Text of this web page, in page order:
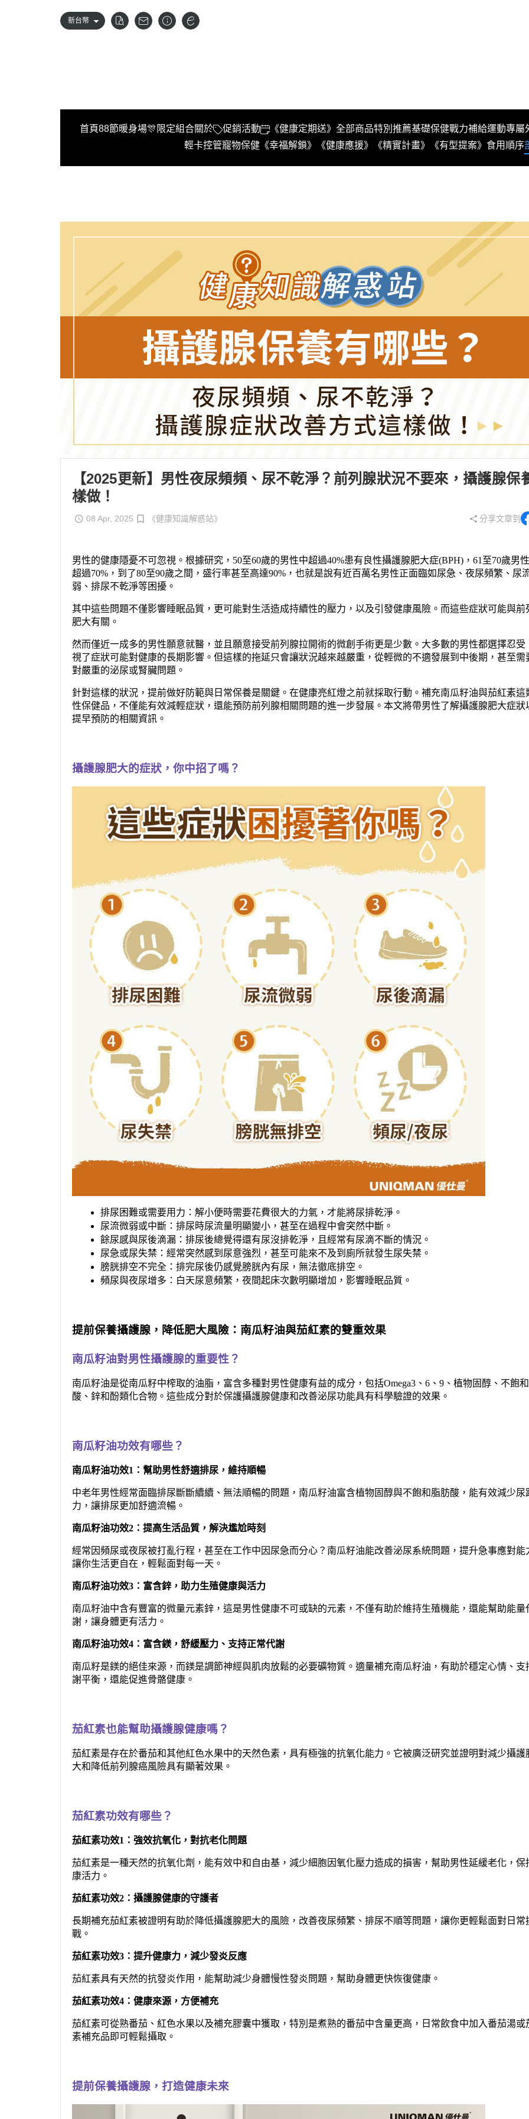
新台幣
首頁88節暖身場🎊限定組合關於 促銷活動 《健康定期送》 全部商品特別推薦基礎保健戰力補給運動專屬
輕卡控管寵物保健 《幸福解鎖》 《健康應援》 《精實計畫》 《有型提案》 食用順序
【2025更新】男性夜尿頻頻、尿不乾淨？前列腺狀況不要來，攝護腺保
樣做！
08 Apr, 2025 《健康知識解惑站》 分享文章到
男性的健康隱憂不可忽視。根據研究，50至60歲的男性中超過40%患有良性攝護腺肥大症(BPH)，61至70歲男
超過70%，到了80至90歲之間，盛行率甚至高達90%，也就是說有近百萬名男性正面臨如尿急、夜尿頻繁、尿
弱、排尿不乾淨等困擾。
其中這些問題不僅影響睡眠品質，更可能對生活造成持續性的壓力，以及引發健康風險。而這些症狀可能與前
肥大有關。
然而僅近一成多的男性願意就醫，並且願意接受前列腺拉開術的微創手術更是少數。大多數的男性都選擇忍受
視了症狀可能對健康的長期影響。但這樣的拖延只會讓狀況越來越嚴重，從輕微的不適發展到中後期，甚至需
對嚴重的泌尿或腎臟問題。
針對這樣的狀況，提前做好防範與日常保養是關鍵。在健康亮紅燈之前就採取行動。補充南瓜籽油與茄紅素這
性保健品，不僅能有效減輕症狀，還能預防前列腺相關問題的進一步發展。本文將帶男性了解攝護腺肥大症狀
提早預防的相關資訊。
攝護腺肥大的症狀，你中招了嗎？
排尿困難或需要用力：解小便時需要花費很大的力氣，才能將尿排乾淨。
尿流微弱或中斷：排尿時尿流量明顯變小，甚至在過程中會突然中斷。
餘尿感與尿後滴漏：排尿後總覺得還有尿沒排乾淨，且經常有尿滴不斷的情況。
尿急或尿失禁：經常突然感到尿意強烈，甚至可能來不及到廁所就發生尿失禁。
膀胱排空不完全：排完尿後仍感覺膀胱內有尿，無法徹底排空。
頻尿與夜尿增多：白天尿意頻繁，夜間起床次數明顯增加，影響睡眠品質。
提前保養攝護腺，降低肥大風險：南瓜籽油與茄紅素的雙重效果
南瓜籽油對男性攝護腺的重要性？
南瓜籽油是從南瓜籽中榨取的油脂，富含多種對男性健康有益的成分，包括Omega3、6、9、植物固醇、不飽
酸、鋅和酚類化合物。這些成分對於保護攝護腺健康和改善泌尿功能具有科學驗證的效果。
南瓜籽油功效有哪些？
南瓜籽油功效1：幫助男性舒適排尿，維持順暢
中老年男性經常面臨排尿斷斷續續、無法順暢的問題，南瓜籽油富含植物固醇與不飽和脂肪酸，能有效減少尿
力，讓排尿更加舒適流暢。
南瓜籽油功效2：提高生活品質，解決尷尬時刻
經常因頻尿或夜尿被打亂行程，甚至在工作中因尿急而分心？南瓜籽油能改善泌尿系統問題，提升急事應對能
讓你生活更自在，輕鬆面對每一天。
南瓜籽油功效3：富含鋅，助力生殖健康與活力
南瓜籽油中含有豐富的微量元素鋅，這是男性健康不可或缺的元素，不僅有助於維持生殖機能，還能幫助能量
謝，讓身體更有活力。
南瓜籽油功效4：富含鎂，舒緩壓力、支持正常代謝
南瓜籽是鎂的絕佳來源，而鎂是調節神經與肌肉放鬆的必要礦物質。適量補充南瓜籽油，有助於穩定心情、支
謝平衡，還能促進骨骼健康。
茄紅素也能幫助攝護腺健康嗎？
茄紅素是存在於番茄和其他紅色水果中的天然色素，具有極強的抗氧化能力。它被廣泛研究並證明對減少攝護
大和降低前列腺癌風險具有顯著效果。
茄紅素功效有哪些？
茄紅素功效1：強效抗氧化，對抗老化問題
茄紅素是一種天然的抗氧化劑，能有效中和自由基，減少細胞因氧化壓力造成的損害，幫助男性延緩老化，保
康活力。
茄紅素功效2：攝護腺健康的守護者
長期補充茄紅素被證明有助於降低攝護腺肥大的風險，改善夜尿頻繁、排尿不順等問題，讓你更輕鬆面對日常
戰。
茄紅素功效3：提升健康力，減少發炎反應
茄紅素具有天然的抗發炎作用，能幫助減少身體慢性發炎問題，幫助身體更快恢復健康。
茄紅素功效4：健康來源，方便補充
茄紅素可從熟番茄、紅色水果以及補充膠囊中獲取，特別是煮熟的番茄中含量更高，日常飲食中加入番茄湯或
素補充品即可輕鬆攝取。
提前保養攝護腺，打造健康未來